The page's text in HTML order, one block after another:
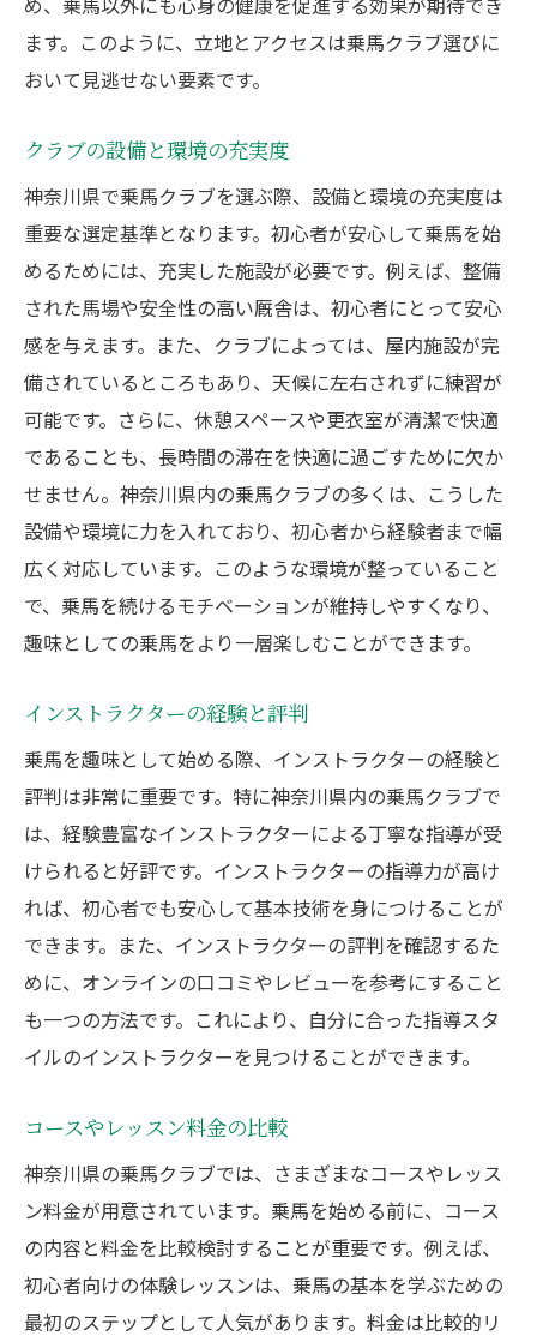
ます。このように、立地とアクセスは乗馬クラブ選びに
おいて見逃せない要素です。
クラブの設備と環境の充実度
神奈川県で乗馬クラブを選ぶ際、設備と環境の充実度は
重要な選定基準となります。初心者が安心して乗馬を始
めるためには、充実した施設が必要です。例えば、整備
された馬場や安全性の高い厩舎は、初心者にとって安心
感を与えます。また、クラブによっては、屋内施設が完
備されているところもあり、天候に左右されずに練習が
可能です。さらに、休憩スペースや更衣室が清潔で快適
であることも、長時間の滞在を快適に過ごすために欠か
せません。神奈川県内の乗馬クラブの多くは、こうした
設備や環境に力を入れており、初心者から経験者まで幅
広く対応しています。このような環境が整っていること
で、乗馬を続けるモチベーションが維持しやすくなり、
趣味としての乗馬をより一層楽しむことができます。
インストラクターの経験と評判
乗馬を趣味として始める際、インストラクターの経験と
評判は非常に重要です。特に神奈川県内の乗馬クラブで
は、経験豊富なインストラクターによる丁寧な指導が受
けられると好評です。インストラクターの指導力が高け
れば、初心者でも安心して基本技術を身につけることが
できます。また、インストラクターの評判を確認するた
めに、オンラインの口コミやレビューを参考にすること
も一つの方法です。これにより、自分に合った指導スタ
イルのインストラクターを見つけることができます。
コースやレッスン料金の比較
神奈川県の乗馬クラブでは、さまざまなコースやレッス
ン料金が用意されています。乗馬を始める前に、コース
の内容と料金を比較検討することが重要です。例えば、
初心者向けの体験レッスンは、乗馬の基本を学ぶための
最初のステップとして人気があります。料金は比較的リ